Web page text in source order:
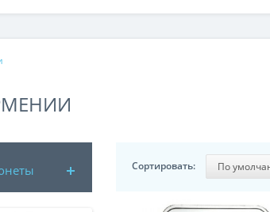
Сортировать: